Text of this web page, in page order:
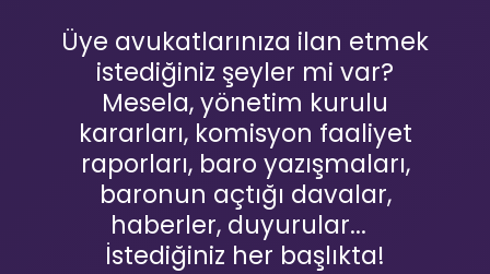
Üye avukatlarınıza ilan etmek
istediğiniz şeyler mi var?
Mesela, yönetim kurulu
kararları, komisyon faaliyet
raporları, baro yazışmaları,
baronun açtığı davalar,
haberler, duyurular...
İstediğiniz her başlıkta!